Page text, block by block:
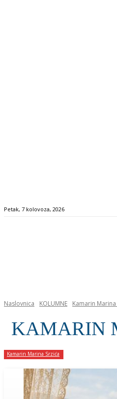
Petak, 7 kolovoza, 2026
Naslovnica KOLUMNE Kamarin Marina
KAMARIN
Kamarin Marina Srzića